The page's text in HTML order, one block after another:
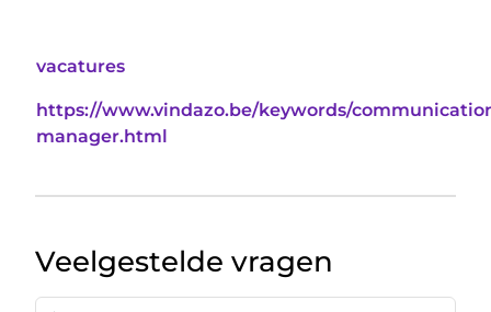
vacatures
https://www.vindazo.be/keywords/
manager.html
Veelgestelde vragen